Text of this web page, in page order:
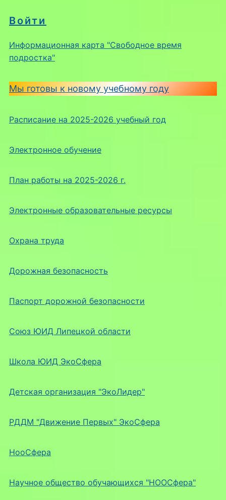
Войти
Информационная карта "Свободное время
подростка"
Мы готовы к новому учебному году
Расписание на 2025-2026 учебный год
Электронное обучение
План работы на 2025-2026 г.
Электронные образовательные ресурсы
Охрана труда
Дорожная безопасность
Паспорт дорожной безопасности
Союз ЮИД Липецкой области
Школа ЮИД ЭкоСфера
Детская организация "ЭкоЛидер"
РДДМ "Движение Первых" ЭкоСфера
НооСфера
Научное общество обучающихся "НООСфера"